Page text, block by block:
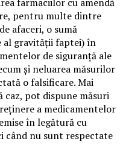
pentru multe dintre
afaceri, o sumă
al gravității faptei) în
de siguranță ale
și neluarea măsurilor
o falsificare. Mai
pot dispune măsuri
a medicamentelor
în legătură cu
când nu sunt respectate